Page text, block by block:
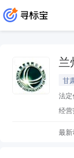
兰
甘
法定
经营
最新